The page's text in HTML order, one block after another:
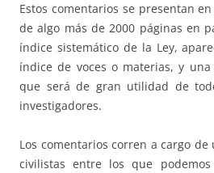
Estos comentarios se presentan
de algo más de 2000 páginas en
índice sistemático de la Ley,
índice de voces o materias, y
que será de gran utilidad de
investigadores.
Los comentarios corren a cargo
civilistas entre los que